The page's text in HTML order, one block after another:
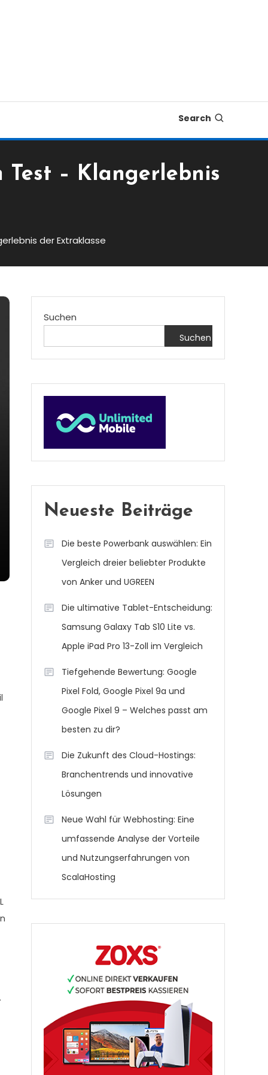
Search
– Klangerlebnis
der Extraklasse
Suchen
Suchen
Neueste Beiträge
Die beste Powerbank auswählen: Ein
Vergleich dreier beliebter Produkte
von Anker und UGREEN
Die ultimative Tablet-Entscheidung:
Samsung Galaxy Tab S10 Lite vs.
Apple iPad Pro 13-Zoll im Vergleich
Tiefgehende Bewertung: Google
Pixel Fold, Google Pixel 9a und
Google Pixel 9 – Welches passt am
besten zu dir?
Die Zukunft des Cloud-Hostings:
Branchentrends und innovative
Lösungen
Neue Wahl für Webhosting: Eine
umfassende Analyse der Vorteile
und Nutzungserfahrungen von
ScalaHosting